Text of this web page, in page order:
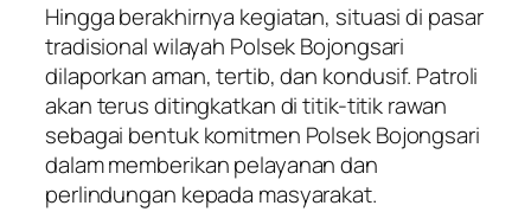
Hingga berakhirnya kegiatan, situasi di pasar
tradisional wilayah Polsek Bojongsari
dilaporkan aman, tertib, dan kondusif. Patroli
akan terus ditingkatkan di titik-titik rawan
sebagai bentuk komitmen Polsek Bojongsari
dalam memberikan pelayanan dan
perlindungan kepada masyarakat.